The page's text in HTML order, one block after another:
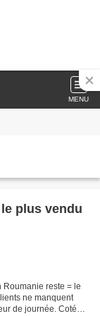
MENU
plus vendu
Roumanie reste = le
ne manquent
de journée. Coté